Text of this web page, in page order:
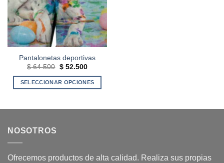
Pantalonetas deportivas
$64.500 El
original
era:
$52.500El
actual
es:
SELECCIONAR OPCIONES
opciones
NOSOTROS
Ofrecemos productos de alta calidad. Realiza sus propias